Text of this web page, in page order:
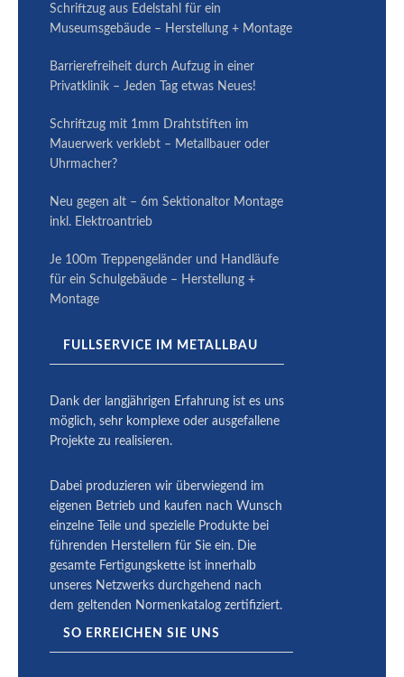
Schriftzug aus Edelstahl für ein
Museumsgebäude – Herstellung + Montage
Barrierefreiheit durch Aufzug in einer
Privatklinik – Jeden Tag etwas Neues!
Schriftzug mit 1mm Drahtstiften im
Mauerwerk verklebt – Metallbauer oder
Uhrmacher?
Neu gegen alt – 6m Sektionaltor Montage
inkl. Elektroantrieb
Je 100m Treppengeländer und Handläufe
für ein Schulgebäude – Herstellung +
Montage
FULLSERVICE IM METALLBAU
Dank der langjährigen Erfahrung ist es uns
möglich, sehr komplexe oder ausge­fallene
Projekte zu reali­sieren.
Dabei produ­zieren wir überwiegend im
eigenen Betrieb und kaufen nach Wunsch
einzelne Teile und spezielle Produkte bei
führenden Herstellern für Sie ein. Die
gesamte Fertigungskette ist innerhalb
unseres Netzwerks durchgehend nach
dem geltenden Normenkatalog zertifiziert.
SO ERREICHEN SIE UNS